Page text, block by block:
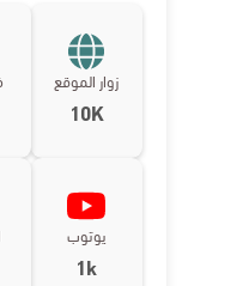
زوار الموقع
10K
يوتوب
1k